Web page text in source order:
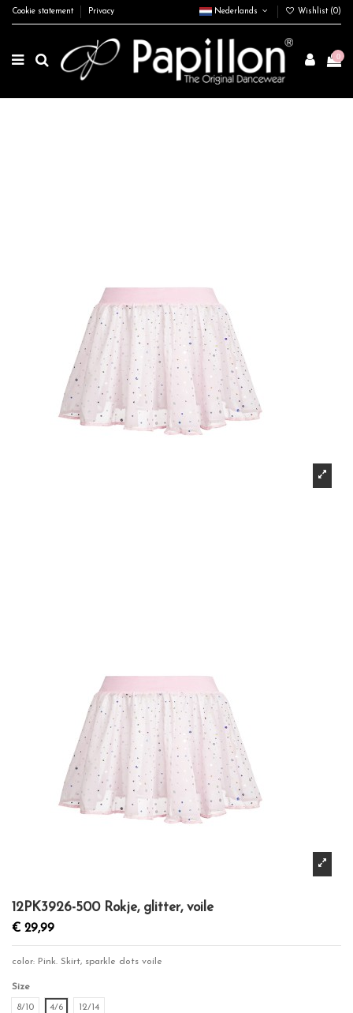
Cookie statement Privacy Nederlands Wishlist (0)
0
12PK3926-500 Rokje, glitter, voile
€ 29,99
color: Pink. Skirt, sparkle dots voile
Size
8/10 4/6 12/14